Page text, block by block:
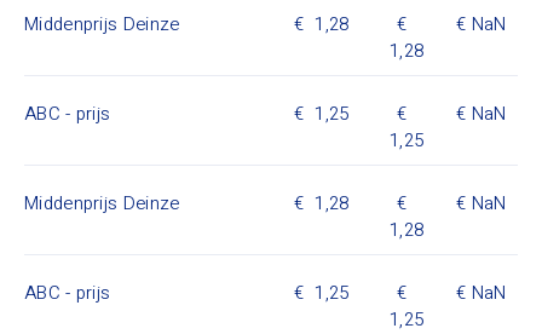
Middenprijs Deinze
1,28
1,28
NaN
ABC - prijs
1,25
1,25
NaN
Middenprijs Deinze
1,28
1,28
NaN
ABC - prijs
1,25
1,25
NaN